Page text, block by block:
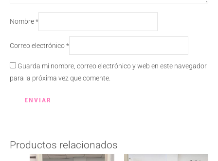
Nombre*
Correo electrónico*
Guarda mi nombre, correo electrónico y web en este navegador
para la próxima vez que comente.
Productos relacionados